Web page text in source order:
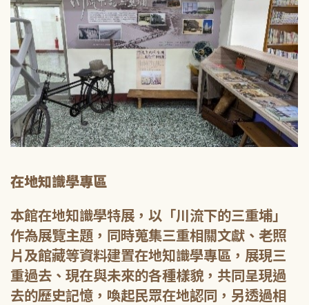
在地知識學專區
本館在地知識學特展，以「川流下的三重埔」
作為展覽主題，同時蒐集三重相關文獻、老照
片及館藏等資料建置在地知識學專區，展現三
重過去、現在與未來的各種樣貌，共同呈現過
去的歷史記憶，喚起民眾在地認同，另透過相